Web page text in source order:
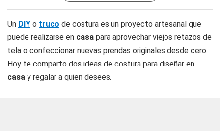
Un DIY o truco de costura es un proyecto artesanal que
puede realizarse en casa para aprovechar viejos retazos de
tela o confeccionar nuevas prendas originales desde cero.
Hoy te comparto dos ideas de costura para diseñar en
casa y regalar a quien desees.